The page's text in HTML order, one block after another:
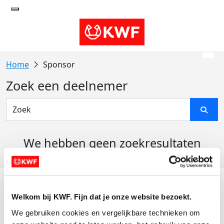
Welkom bij KWF. Fijn dat je onze website bezoekt.
We gebruiken cookies en vergelijkbare technieken om
Sponsor
Zoek een deelnemer
We hebben geen zoekresultaten
Actiematerialen
Evenementen